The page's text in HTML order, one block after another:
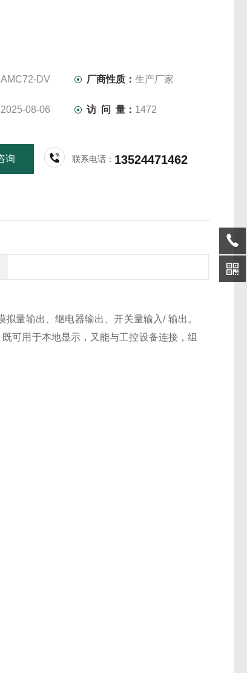
AMC72-DV 厂商性质：生产厂家
2025-08-06 访 问 量： 1472
询 联系电话： 13524471462
量输出、继电器输出、开关量输入/ 输出。
既可用于本地显示，又能与工控设备连接，组